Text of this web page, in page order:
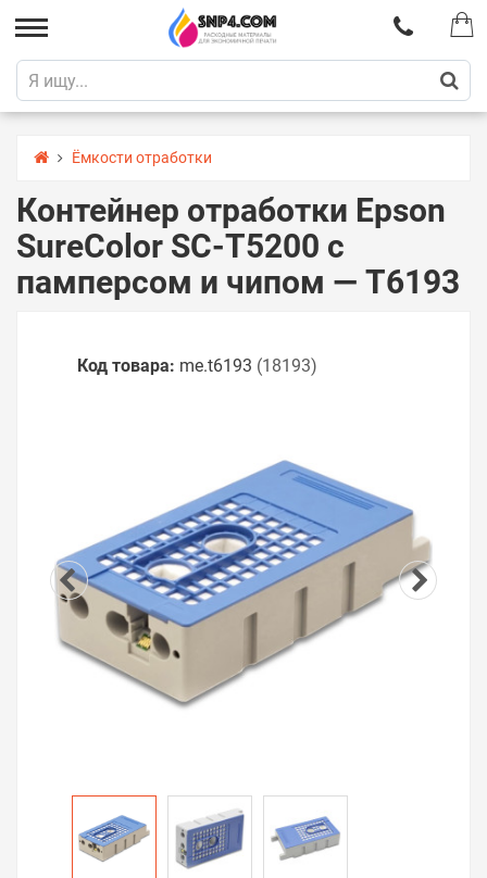
Ёмкости отработки
Контейнер отработки Epson
SureColor SC-T5200 с
памперсом и чипом — T6193
Код товара: me.t6193 (18193)